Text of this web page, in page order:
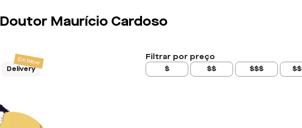
Doutor Maurício Cardoso
Delivery
Filtrar por preço
$ $$ $$$